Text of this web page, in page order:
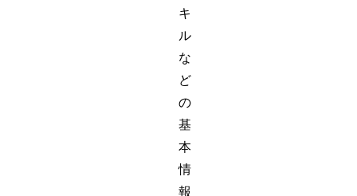
キ
ル
な
ど
の
基
本
情
報